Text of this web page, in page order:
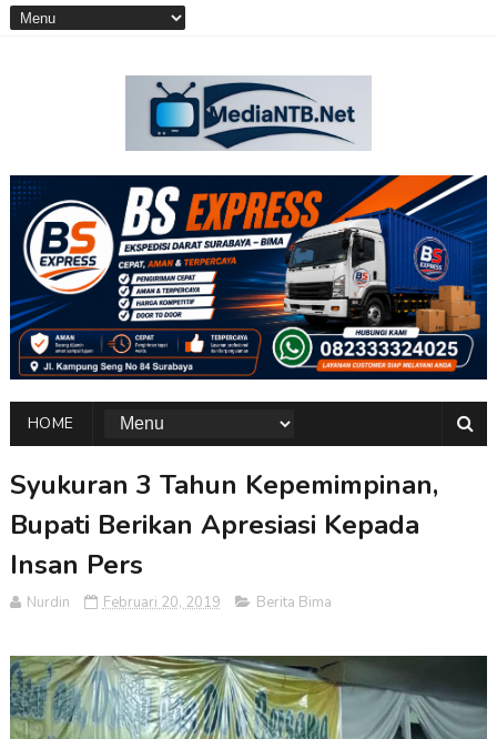
HOME
Syukuran 3 Tahun Kepemimpinan,
Bupati Berikan Apresiasi Kepada
Insan Pers
Nurdin Februari 20, 2019 Berita Bima